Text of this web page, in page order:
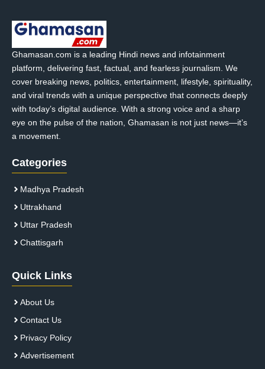
Ghamasan.com is a leading Hindi news and infotainment
platform, delivering fast, factual, and fearless journalism. We
cover breaking news, politics, entertainment, lifestyle, spirituality,
and viral trends with a unique perspective that connects deeply
with today’s digital audience. With a strong voice and a sharp
eye on the pulse of the nation, Ghamasan is not just news—it’s
a movement.
Categories
Madhya Pradesh
Uttrakhand
Uttar Pradesh
Chattisgarh
Quick Links
About Us
Contact Us
Privacy Policy
Advertisement